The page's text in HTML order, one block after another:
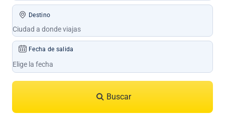
Destino
Fecha de salida
Buscar